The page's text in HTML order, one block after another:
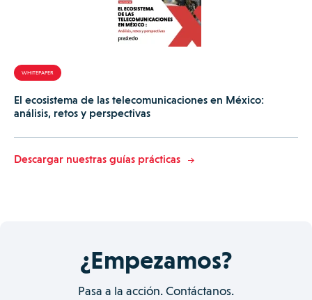
WHITEPAPER
El ecosistema de las telecomunicaciones en México:
análisis, retos y perspectivas
Descargar nuestras guías prácticas
¿Empezamos?
Pasa a la acción. Contáctanos.